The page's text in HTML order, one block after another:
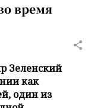
время
Зеленский
как
один из